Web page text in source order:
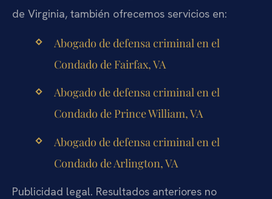
de Virginia, también ofrecemos servicios en:
Abogado de defensa criminal en el
Condado de Fairfax, VA
Abogado de defensa criminal en el
Condado de Prince William, VA
Abogado de defensa criminal en el
Condado de Arlington, VA
Publicidad legal. Resultados anteriores no